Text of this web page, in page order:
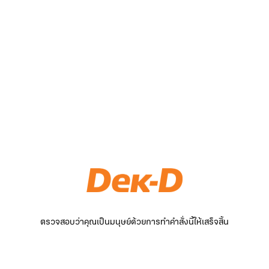
ตรวจสอบว่าคุณเป็นมนุษย์ด้วยการทำคำสั่งนี้ให้เสร็จสิ้น